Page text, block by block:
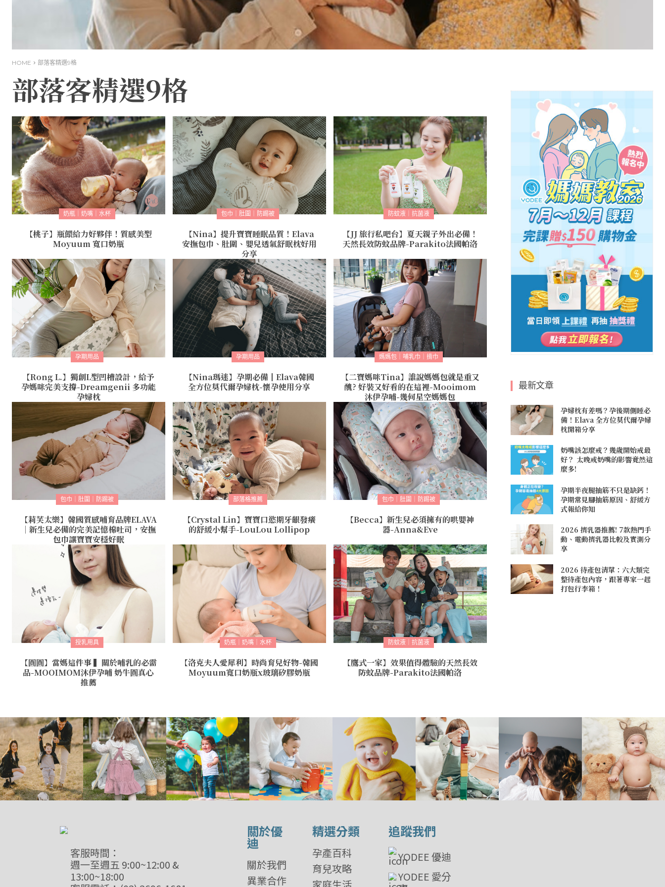
HOME 部落客精選9格
部落客精選9格
奶瓶｜奶嘴｜水杯
【桃子】瓶餵給力好夥伴！質感美型
Moyuum 寬口奶瓶
包巾｜肚圍｜防踢被
【Nina】提升寶寶睡眠品質！Elava
安撫包巾、肚圍、嬰兒透氣舒眠枕好用
分享
防蚊液｜抗菌液
【JJ 旅行私吧台】夏天親子外出必備！
天然長效防蚊品牌-Parakito法國帕洛
孕期用品
【Rong L.】獨創L型凹槽設計，給予
孕媽咪完美支撐-Dreamgenii 多功能
孕婦枕
孕期用品
【Nina瑪迷】孕期必備┃Elava韓國
全方位莫代爾孕婦枕-懷孕使用分享
媽媽包｜哺乳巾｜揹巾
【二寶媽咪Tina】誰說媽媽包就是重又
醜? 好裝又好看的在這裡-Mooimom
沐伊孕哺-幾何星空媽媽包
包巾｜肚圍｜防踢被
【莉芙太樂】韓國質感哺育品牌ELAVA
｜新生兒必備的完美記憶棉吐司，安撫
包巾讓寶寶安穩好眠
部落格推薦
【Crystal Lin】寶寶口慾期牙齦發癢
的舒緩小幫手-LouLou Lollipop
包巾｜肚圍｜防踢被
【Becca】新生兒必須擁有的哄嬰神
器-Anna&Eve
授乳用具
【圓圓】當媽這件事 ▍關於哺乳的必需
品-MOOIMOM沐伊孕哺 奶牛圓真心
推薦
奶瓶｜奶嘴｜水杯
【洛克夫人愛犀利】時尚育兒好物-韓國
Moyuum寬口奶瓶x玻璃矽膠奶瓶
防蚊液｜抗菌液
【鷹式一家】效果值得體驗的天然長效
防蚊品牌-Parakito法國帕洛
最新文章
孕婦枕有差嗎？孕後期側睡必
備！Elava 全方位莫代爾孕婦
枕開箱分享
奶嘴該怎麼戒？幾歲開始戒最
好？ 太晚戒奶嘴的影響竟然這
麼多!
孕期半夜腿抽筋不只是缺鈣！
孕期常見腳抽筋原因、舒緩方
式報給你知
2026 擠乳器推薦! 7款熱門手
動、電動擠乳器比較及實測分
享
2026 待產包清單：六大類完
整待產包內容，跟著專家一起
打包行李箱！
客服時間：
週一至週五 9:00~12:00 &
13:00~18:00
關於優
迪
關於我們
異業合作
精選分類
孕產百科
育兒攻略
家庭生活
追蹤我們
YODEE 優迪
YODEE 愛分